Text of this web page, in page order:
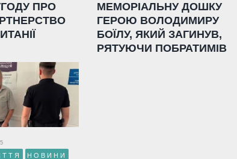
ПРО
МЕМОРІАЛЬНУ ДОШКУ
ГЕРОЮ ВОЛОДИМИРУ
БОЇЛУ, ЯКИЙ ЗАГИНУВ,
РЯТУЮЧИ ПОБРАТИМІВ
НОВИНИ